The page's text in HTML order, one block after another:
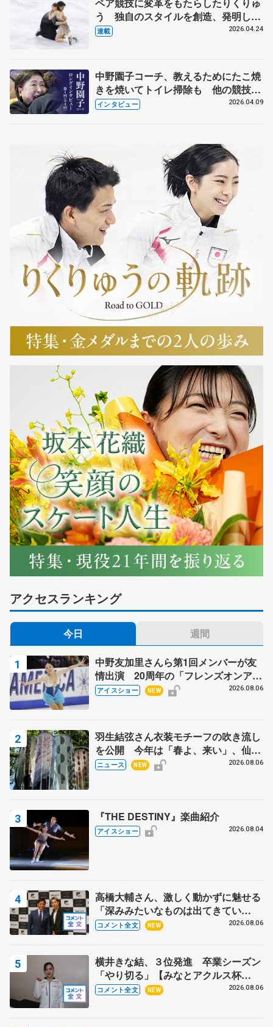
ペア競技に変革をもたらしたりくりゅ
う 独自のスタイルを創造、発明した
【引退発表後②】
連載 2026.04.24
中野園子コーチ、教えるためにたこ焼
きを焼いてトイレ掃除も 他の競技に
も通用するという坂本花織の筋肉
インタビュー 2026.04.09
アクセスランキング
今日 週間
中野友加里さんら第1回メンバーが友
情出演 20周年の「フレンズオンアイ
ス」 宮本賢二さん、有川梨絵さん、
アイスショー NEW 2026.08.06
羽生結弦さん衣装モチーフの吹き流し
を公開 今年は「春よ、来い」、仙台
の瑞鳳殿
ニュース NEW 2026.08.06
『THE DESTINY』楽曲紹介
アイスショー 2026.08.04
高橋大輔さん、激しく動かずに魅せる
「深みみたいなものは出てきてい
る？」 〝兄さん〟と慕うレジェンド
コメント全文 NEW 2026.08.06
横井きな結、３位発進 卒業シーズン
「やり切る」【みなとアクルス杯
SP】
コメント全文 NEW 2026.08.06